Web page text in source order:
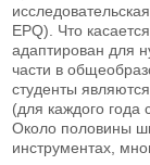
EPQ). Что
адаптирован для
части в
студенты
(для каждого года
Около половины
инструментах,